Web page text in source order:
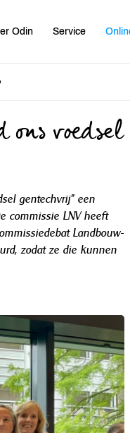
Odin Service
voedsel
gentechvrij” een
commissie LNV heeft
Landbouw-
zodat ze die kunnen